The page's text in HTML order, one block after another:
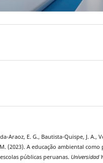
Araoz, E. G., Bautista-Quispe, J. A.,
(2023). A educação ambiental
públicas peruanas. Universidad